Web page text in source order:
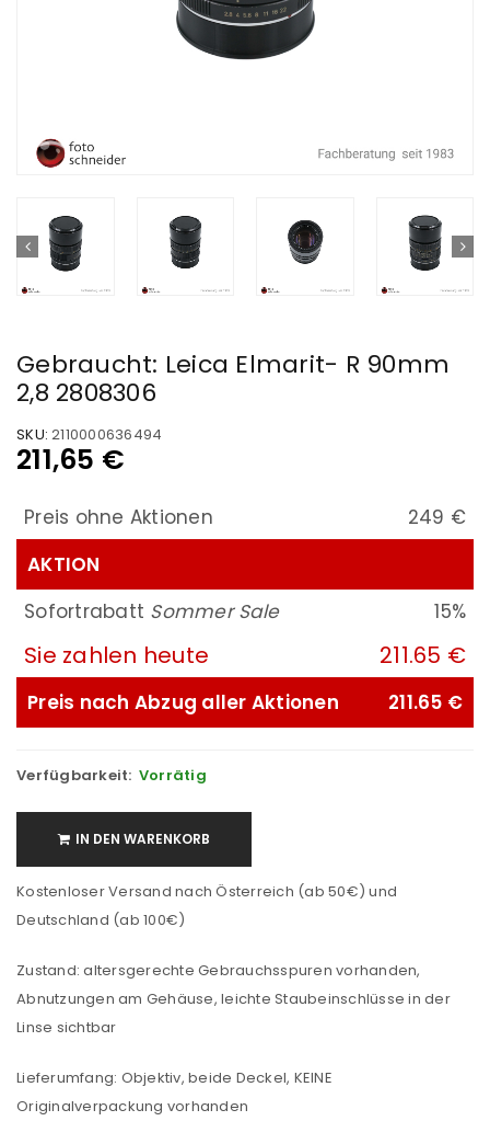
Gebraucht: Leica Elmarit- R 90mm
2,8 2808306
SKU: 2110000636494
211,65 €
Preis ohne Aktionen
249 €
AKTION
Sofortrabatt Sommer Sale 15%
Sie zahlen heute 211.65 €
Preis nach Abzug aller Aktionen 211.65 €
Verfügbarkeit: Vorrätig
IN DEN WARENKORB
Kostenloser Versand nach Österreich (ab 50€) und
Deutschland (ab 100€)
Zustand: altersgerechte Gebrauchsspuren vorhanden,
Abnutzungen am Gehäuse, leichte Staubeinschlüsse in der
Linse sichtbar
Lieferumfang: Objektiv, beide Deckel, KEINE
Originalverpackung vorhanden